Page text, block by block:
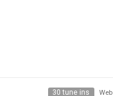
30 tune ins Web